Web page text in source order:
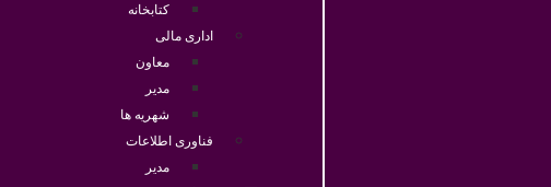
کتابخانه
اداری مالی
معاون
مدیر
شهریه ها
فناوری اطلاعات
مدیر